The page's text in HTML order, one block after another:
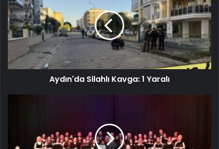
Aydın'da Silahlı Kavga: 1 Yaralı